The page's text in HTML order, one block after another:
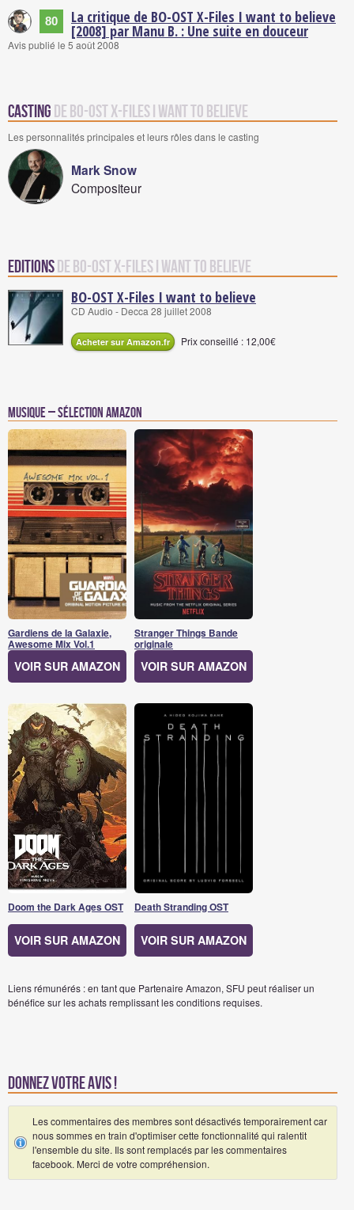
80 La critique de BO-OST X-Files I want to believe
[2008] par Manu B. : Une suite en douceur
Avis publié le 5 août 2008
Casting de BO-OST X-Files I want to believe
Les personnalités principales et leurs rôles dans le casting
Mark Snow
Compositeur
Editionsde BO-OST X-Files I want to believe
BO-OST X-Files I want to believe
CD Audio - Decca 28 juillet 2008
Acheter sur Amazon.fr Prix conseillé : 12,00€
Musique – Sélection Amazon
Gardiens de la Galaxie,
Awesome Mix Vol.1
VOIR SUR AMAZON
Stranger Things Bande
originale
VOIR SUR AMAZON
Doom the Dark Ages OST
VOIR SUR AMAZON
Death Stranding OST
VOIR SUR AMAZON
Liens rémunérés : en tant que Partenaire Amazon, SFU peut réaliser un
bénéfice sur les achats remplissant les conditions requises.
Donnez votre avis !
Les commentaires des membres sont désactivés temporairement car
nous sommes en train d'optimiser cette fonctionnalité qui ralentit
l'ensemble du site. Ils sont remplacés par les commentaires
facebook. Merci de votre compréhension.